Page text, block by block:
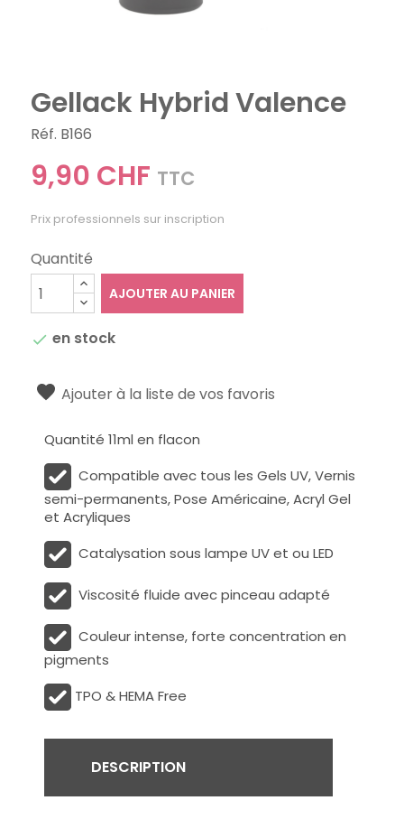
Gellack Hybrid Valence
Réf. B166
9,90 CHF TTC
Prix professionnels sur inscription
Quantité
AJOUTER AU PANIER
 en stock
Ajouter à la liste de vos favoris
Quantité 11ml en flacon
Compatible avec tous les Gels UV, Vernis
semi-permanents, Pose Américaine, Acryl Gel
et Acryliques
Catalysation sous lampe UV et ou LED
Viscosité fluide avec pinceau adapté
Couleur intense, forte concentration en
pigments
TPO & HEMA Free
DESCRIPTION